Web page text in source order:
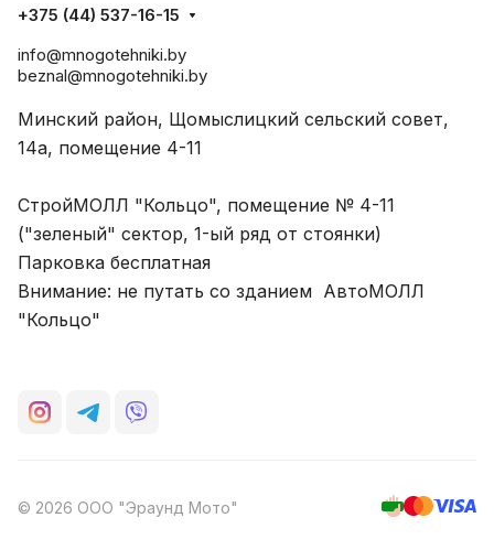
+375 (44) 537-16-15
info@mnogotehniki.by
beznal@mnogotehniki.by
Минский район, Щомыслицкий сельский совет,
14а, помещение 4-11
СтройМОЛЛ "Кольцо", помещение № 4-11
("зеленый" сектор, 1-ый ряд от стоянки)
Парковка бесплатная
Внимание: не путать со зданием АвтоМОЛЛ
"Кольцо"
© 2026 ООО "Эраунд Мото"